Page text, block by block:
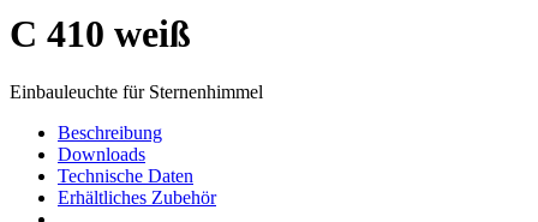
C 410 weiß
Einbauleuchte für Sternenhimmel
Beschreibung
Downloads
Technische Daten
Erhältliches Zubehör